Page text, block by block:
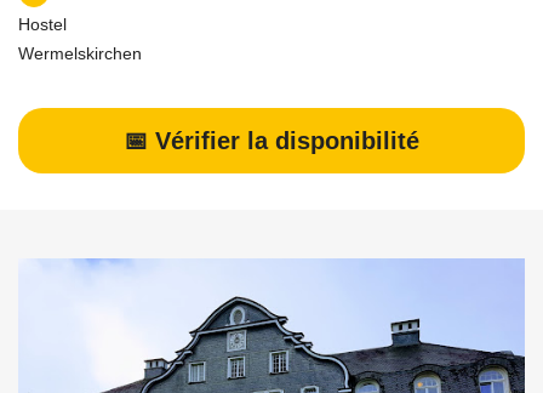
Hostel
Wermelskirchen
📅 Vérifier la disponibilité